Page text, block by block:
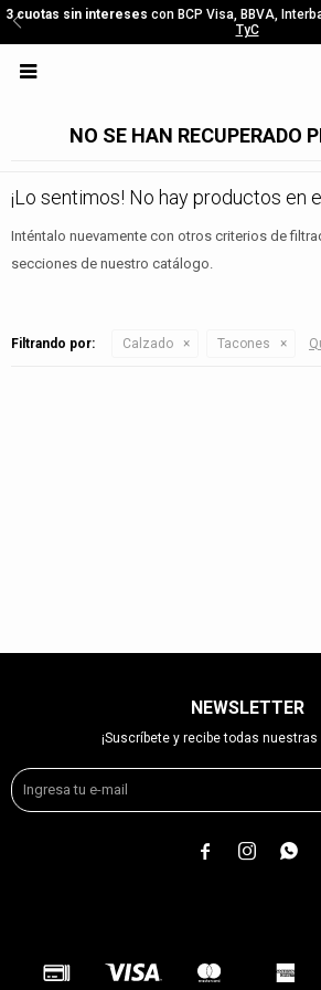
3 cuotas sin intereses con BCP Visa, BBVA,
TyC

NO SE HAN RECUPERADO
¡Lo sentimos! No hay productos en
Inténtalo nuevamente con otros criterios de
secciones de nuestro catálogo.
Filtrando por: Calzado Tacones
NEWSLETTER
¡Suscríbete y recibe todas
  